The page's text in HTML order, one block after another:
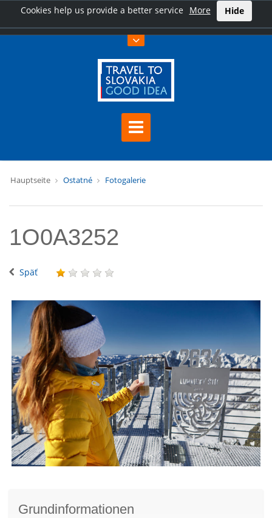
Cookies help us provide a better service More Hide
Hauptseite Ostatné Fotogalerie
1O0A3252
Späť
Grundinformationen